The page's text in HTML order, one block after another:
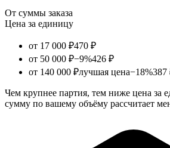
От суммы заказа
Цена за единицу
от 17 000 ₽470 ₽
от 50 000 ₽−9%426 ₽
от 140 000 ₽лучшая цена−18%387
Чем крупнее партия, тем ниже цена за
сумму по вашему объёму рассчитает